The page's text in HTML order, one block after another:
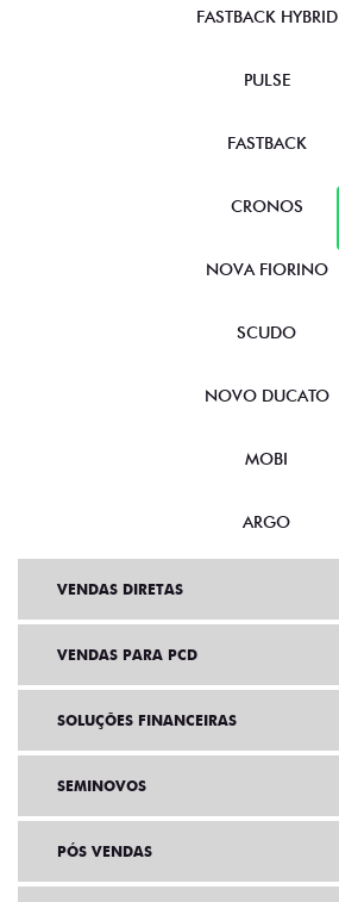
FASTBACK HYBRID
PULSE
FASTBACK
CRONOS
NOVA FIORINO
SCUDO
NOVO DUCATO
MOBI
ARGO
VENDAS DIRETAS
VENDAS PARA PCD
SOLUÇÕES FINANCEIRAS
SEMINOVOS
PÓS VENDAS